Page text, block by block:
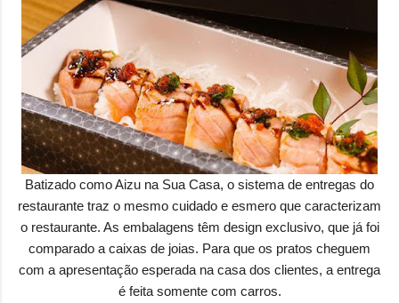
Batizado como Aizu na Sua Casa, o sistema de entregas do
restaurante traz o mesmo cuidado e esmero que caracterizam
o restaurante. As embalagens têm design exclusivo, que já foi
comparado a caixas de joias. Para que os pratos cheguem
com a apresentação esperada na casa dos clientes, a entrega
é feita somente com carros.